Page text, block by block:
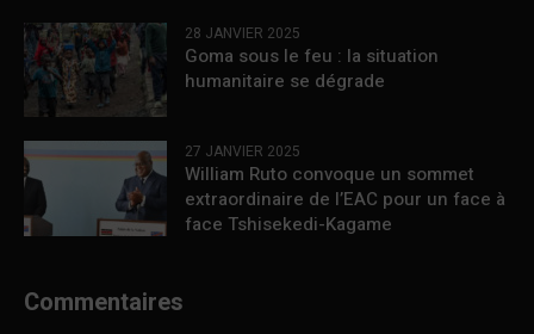
28 JANVIER 2025
Goma sous le feu : la situation
humanitaire se dégrade
27 JANVIER 2025
William Ruto convoque un sommet
extraordinaire de l’EAC pour un face à
face Tshisekedi-Kagame
Commentaires